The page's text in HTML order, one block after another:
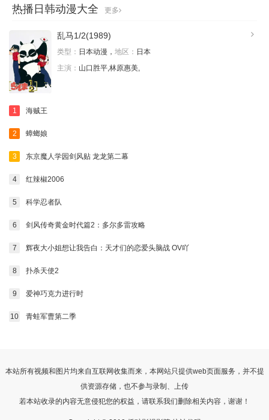
热播日韩动漫大全 更多
乱马1/2(1989)
类型： 日本动漫， 地区： 日本
主演： 山口胜平,林原惠美,
1 海贼王
2 蟑螂娘
3 东京魔人学园剑风贴 龙龙第二幕
4 红辣椒2006
5 科学忍者队
6 剑风传奇黄金时代篇2：多尔多雷攻略
7 辉夜大小姐想让我告白：天才们的恋爱头脑战 OV吖
8 扑杀天使2
9 爱神巧克力进行时
10 青蛙军曹第二季
本站所有视频和图片均来自互联网收集而来，本网站只提供web页面服务，并不提
供资源存储，也不参与录制、上传
若本站收录的内容无意侵犯您的权益，请联系我们删除相关内容，谢谢！